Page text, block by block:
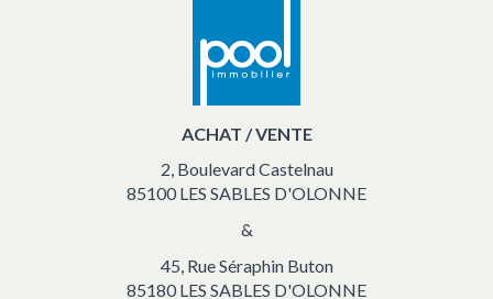
ACHAT / VENTE
2, Boulevard Castelnau
85100 LES SABLES D'OLONNE
&
45, Rue Séraphin Buton
85180 LES SABLES D'OLONNE